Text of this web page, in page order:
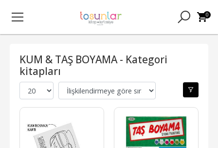
0
KUM & TAŞ BOYAMA - Kategori
kitapları